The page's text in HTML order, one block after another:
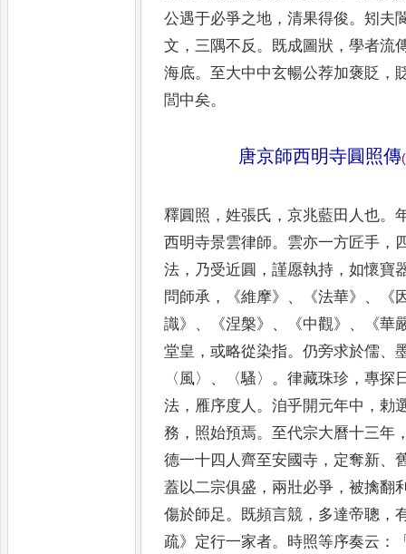
公遇于必爭之地 ，清果得俊。矧夫
文 ，三隅不反 。 既成圖狀 ，學者流
海底。至大中中玄暢公荐加褒貶 ，
閭中矣。
唐京師西明寺圓照傳(
釋圓照 ，姓張氏 ，京兆藍田人也。
西明寺景雲律師。 雲亦一方匠手 ，
法 ， 乃受近圓 ，謹愿執持 ，如懷寶
問師承 ，《維摩》、《法華》、《
識》、《涅槃》、《中觀》、《華
堂皇 ，或略從染指。仍旁求於儒、
〈 風〉、〈騷 〉。律藏珠珍 ，專探
法 ， 雁序度 人 。洎乎開元年中 ，勅
務 ， 照始預焉。 至代宗大曆十三年
德一十四人齊至安國寺 ， 定奪新、
蓋以二宗俱盛 ， 兩壯必爭 ，被擒翻
傷於師足。 既頻言競 ， 多達帝聰 ，
疏》 定行一家者。 時照等序奏云 ：